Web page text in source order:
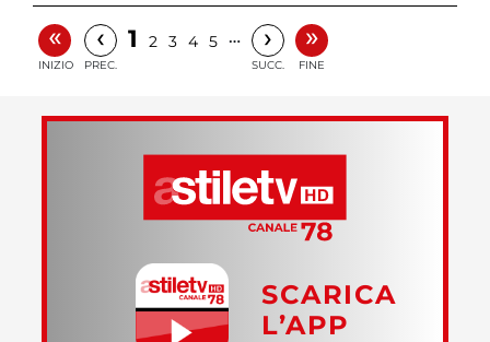
«
INIZIO
‹
PREC.
1 2 3 4 5 … ›
SUCC.
»
FINE
SCARICA
L’APP